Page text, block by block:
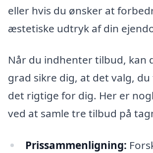
eller hvis du ønsker at
æstetiske udtryk af din
Når du indhenter tilbud, kan
grad sikre dig, at det valg,
det rigtige for dig. Her er
ved at samle tre tilbud på
Prissammenligning: